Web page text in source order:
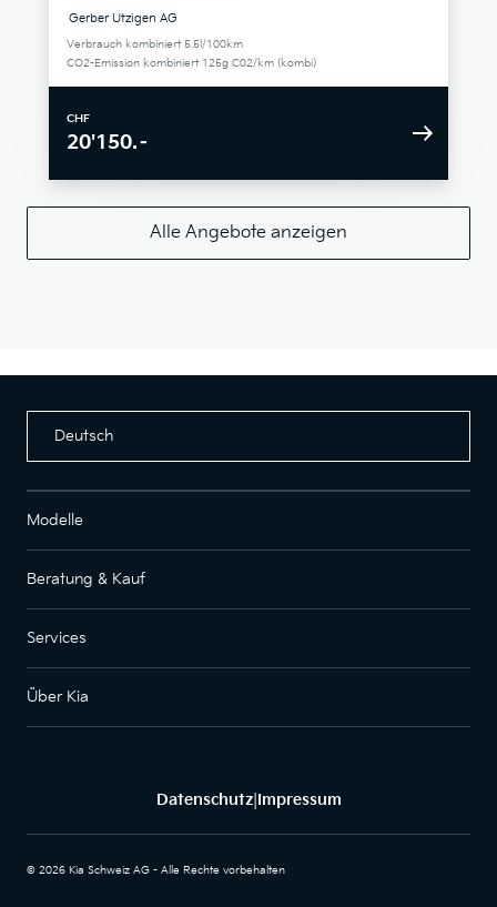
Gerber Utzigen AG
Verbrauch kombiniert 5.5l/100km
CO2-Emission kombiniert 125g C02/km (kombi)
CHF
20'150.–
Alle Angebote anzeigen
Deutsch
Modelle
Beratung & Kauf
Services
Über Kia
Datenschutz| Impressum
© 2026 Kia Schweiz AG - Alle Rechte vorbehalten